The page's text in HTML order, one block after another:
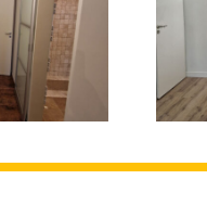
entrée